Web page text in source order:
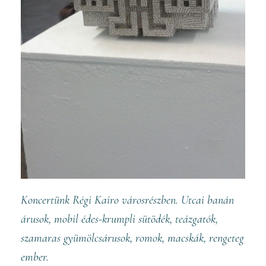
Koncertünk Régi Kairo városrészben. Utcai banán
árusok, mobil édes-krumpli sütödék, teázgatók,
szamaras gyümölcsárusok, romok, macskák, rengeteg
ember.